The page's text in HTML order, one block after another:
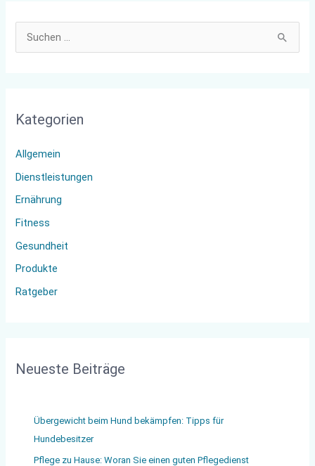
e
a
c
h
:
Kategorien
Allgemein
Dienstleistungen
Ernährung
Fitness
Gesundheit
Produkte
Ratgeber
Neueste Beiträge
Übergewicht beim Hund bekämpfen: Tipps für
Hundebesitzer
Pflege zu Hause: Woran Sie einen guten Pflegedienst